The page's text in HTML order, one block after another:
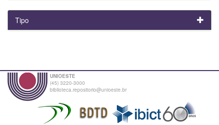
Tipo
UNIOESTE
(45) 3220-3000
biblioteca.repositorio@unioeste.br